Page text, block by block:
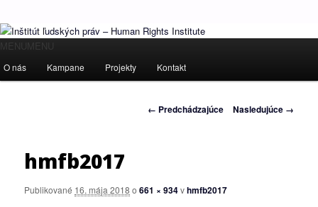
Inštitút ľudských práv – Human
Rights Institute
Ľudské práva pre všetkých!
Hlavné
Preskočiť
na
MENU MENU
O nás Kampane Projekty Kontakt
Navigácia
← Predchádzajúce Nasledujúce →
hmfb2017
Publikované 16. mája 2018 o661 × 934vhmfb2017